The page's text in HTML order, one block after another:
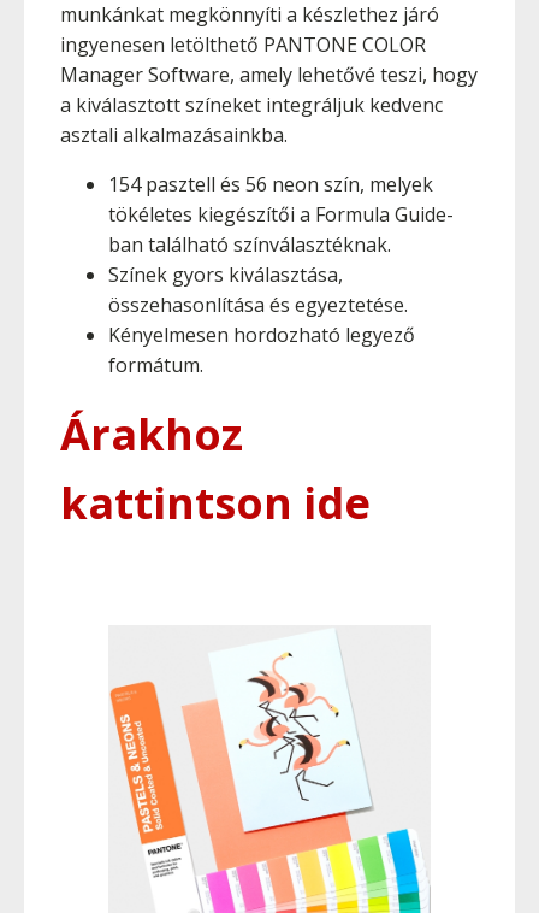
munkánkat megkönnyíti a készlethez járó
ingyenesen letölthető PANTONE COLOR
Manager Software, amely lehetővé teszi, hogy
a kiválasztott színeket integráljuk kedvenc
asztali alkalmazásainkba.
154 pasztell és 56 neon szín, melyek
tökéletes kiegészítői a Formula Guide-
ban található színválasztéknak.
Színek gyors kiválasztása,
összehasonlítása és egyeztetése.
Kényelmesen hordozható legyező
formátum.
Árakhoz
kattintson ide